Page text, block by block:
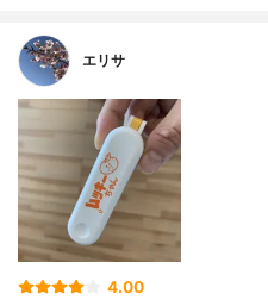
エリサ
4.00